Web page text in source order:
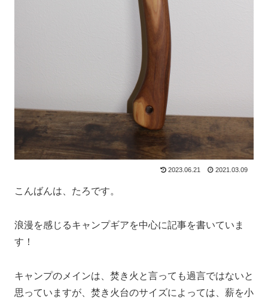
2023.06.21 2021.03.09
こんばんは、たろです。
浪漫を感じるキャンプギアを中心に記事を書いていま
す！
キャンプのメインは、焚き火と言っても過言ではないと
思っていますが、焚き火台のサイズによっては、薪を小